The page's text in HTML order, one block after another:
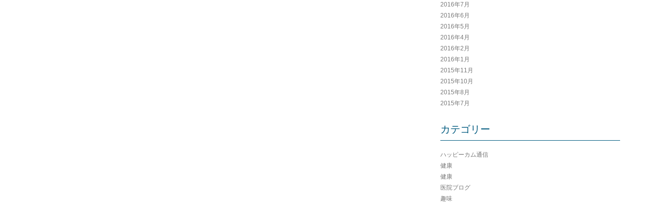
2016年7月
2016年6月
2016年5月
2016年4月
2016年2月
2016年1月
2015年11月
2015年10月
2015年8月
2015年7月
カテゴリー
ハッピーカム通信
健康
健康
医院ブログ
趣味